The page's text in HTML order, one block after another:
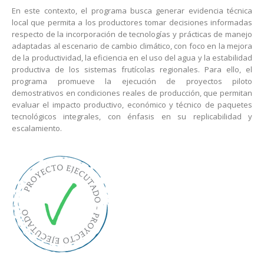
En este contexto, el programa busca generar evidencia técnica
local que permita a los productores tomar decisiones informadas
respecto de la incorporación de tecnologías y prácticas de manejo
adaptadas al escenario de cambio climático, con foco en la mejora
de la productividad, la eficiencia en el uso del agua y la estabilidad
productiva de los sistemas frutícolas regionales. Para ello, el
programa promueve la ejecución de proyectos piloto
demostrativos en condiciones reales de producción, que permitan
evaluar el impacto productivo, económico y técnico de paquetes
tecnológicos integrales, con énfasis en su replicabilidad y
escalamiento.